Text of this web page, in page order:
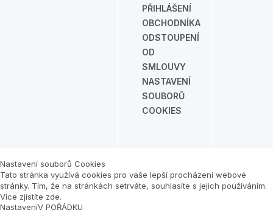
PŘIHLÁŠENÍ
OBCHODNÍKA
ODSTOUPENÍ
OD
SMLOUVY
NASTAVENÍ
SOUBORŮ
COOKIES
Nastavení souborů Cookies
Tato stránka využívá cookies pro vaše lepší procházení webové
stránky. Tím, že na stránkách setrváte, souhlasíte s jejich používáním.
Více zjistíte zde.
NastaveníV POŘÁDKU